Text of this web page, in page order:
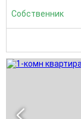
Собственник